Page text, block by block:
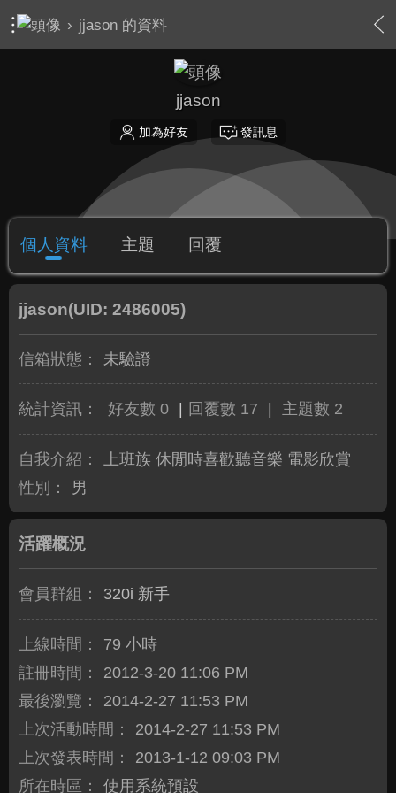
› jjason 的資料
jjason
加為好友 發訊息
個人資料 主題 回覆
jjason(UID: 2486005)
信箱狀態： 未驗證
統計資訊： 好友數 0 回覆數 17 主題數 2
自我介紹：
上班族 休閒時喜歡聽音樂 電影欣賞
性別：
男
活躍概況
會員群組： 320i 新手
上線時間：
79 小時
註冊時間：
2012-3-20 11:06 PM
最後瀏覽：
2014-2-27 11:53 PM
上次活動時間：
2014-2-27 11:53 PM
上次發表時間：
2013-1-12 09:03 PM
所在時區：
使用系統預設